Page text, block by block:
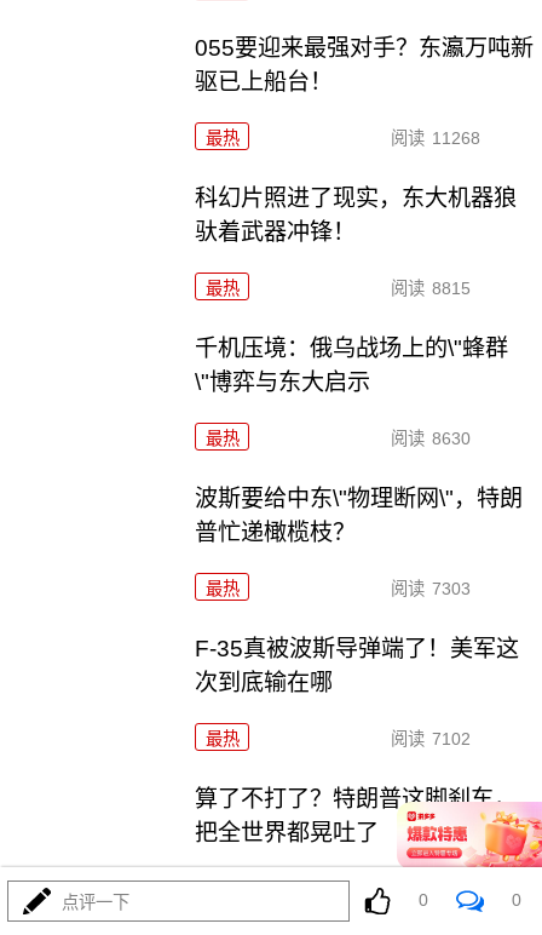
055要迎来最强对手？东瀛万吨新
驱已上船台！
最热 阅读 11268
科幻片照进了现实，东大机器狼
驮着武器冲锋！
最热 阅读 8815
千机压境：俄乌战场上的\"蜂群
\"博弈与东大启示
最热 阅读 8630
波斯要给中东\"物理断网\"，特朗
普忙递橄榄枝？
最热 阅读 7303
F-35真被波斯导弹端了！美军这
次到底输在哪
最热 阅读 7102
算了不打了？特朗普这脚刹车，
把全世界都晃吐了
15899
点评一下 0 0